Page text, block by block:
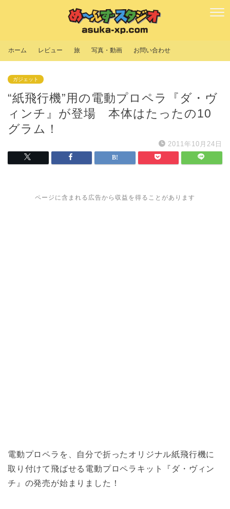
ホーム レビュー 旅 写真・動画 お問い合わせ
ガジェット
“紙飛行機”用の電動プロペラ『ダ・ヴ
ィンチ』が登場 本体はたったの10
グラム！
2011年10月24日
ページに含まれる広告から収益を得ることがあります
電動プロペラを、自分で折ったオリジナル紙飛行機に
取り付けて飛ばせる電動プロペラキット『ダ・ヴィン
チ』の発売が始まりました！